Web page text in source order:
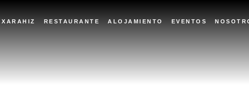
RESTAURANTE ALOJAMIENTO EVENTOS